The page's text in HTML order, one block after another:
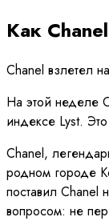
Как
Chanel взлетел
На этой неделе
индексе Lyst.
Chanel,
родном городе
поставил Chanel
вопросом: не